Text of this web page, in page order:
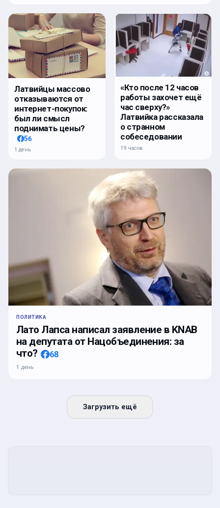
Латвийцы массово
отказываются от
интернет-покупок:
был ли смысл
поднимать цены?
56
1 день
«Кто после 12 часов
работы захочет ещё
час сверху?»
Латвийка рассказала
о странном
собеседовании
19 часов
ПОЛИТИКА
Лато Лапса написал заявление в KNAB
на депутата от Нацобъединения: за
что?
68
1 день
Загрузить ещё